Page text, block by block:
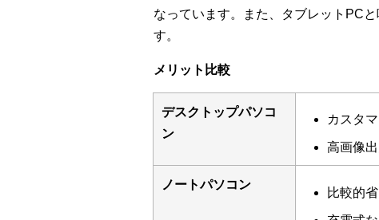
なっています。また、タブレットPC
す。
メリット比較
デスクトップパソコ
ン
カスタ
高画像
ノートパソコン
比較的